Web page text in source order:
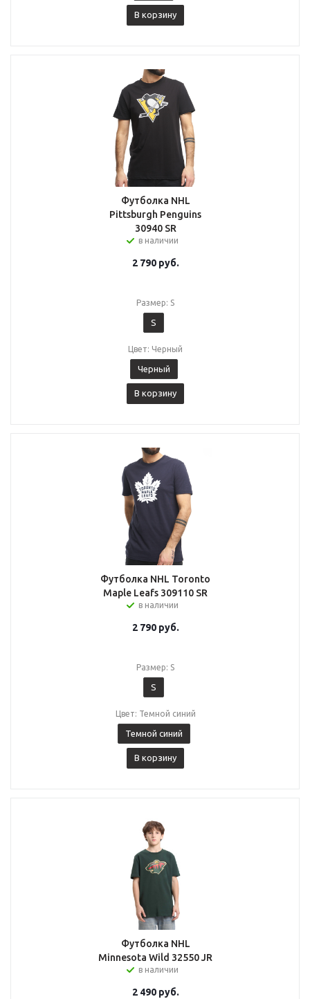
В корзину
Футболка NHL
Pittsburgh Penguins
30940 SR
в наличии
2 790руб.
Размер: S
S
Цвет: Черный
Черный
В корзину
Футболка NHL Toronto
Maple Leafs 309110 SR
в наличии
2 790руб.
Размер: S
S
Цвет: Темной синий
Темной синий
В корзину
Футболка NHL
Minnesota Wild 32550 JR
в наличии
2 490руб.